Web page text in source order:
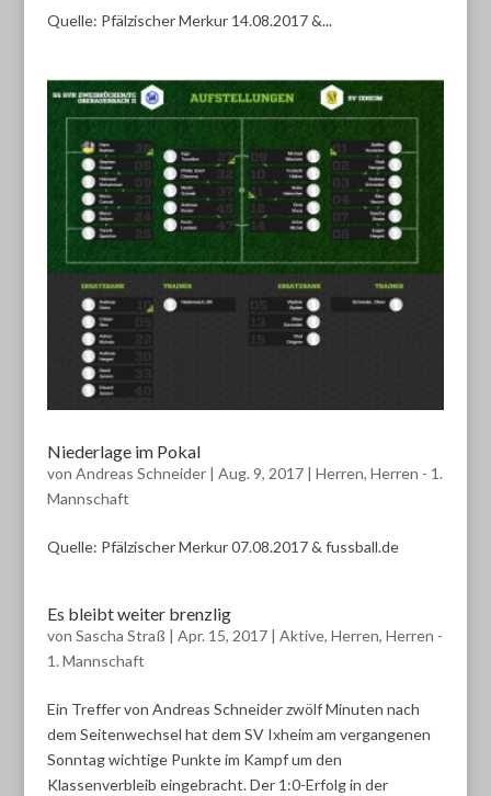
Quelle: Pfälzischer Merkur 14.08.2017 &...
Niederlage im Pokal
von Andreas Schneider| Aug. 9, 2017| Herren, Herren - 1.
Mannschaft
Quelle: Pfälzischer Merkur 07.08.2017 & fussball.de
Es bleibt weiter brenzlig
von Sascha Straß | Apr. 15, 2017| Aktive, Herren, Herren -
1. Mannschaft
Ein Treffer von Andreas Schneider zwölf Minuten nach
dem Seitenwechsel hat dem SV Ixheim am vergangenen
Sonntag wichtige Punkte im Kampf um den
Klassenverbleib eingebracht. Der 1:0-Erfolg in der